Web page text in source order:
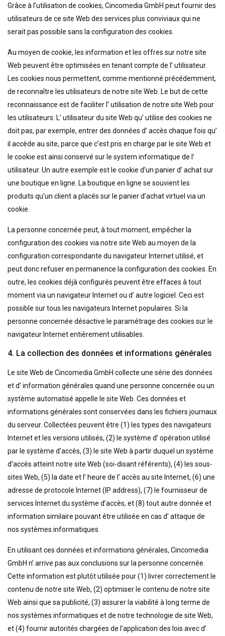
Grâce à l’utilisation de cookies, Cincomedia GmbH peut fournir des
utilisateurs de ce site Web des services plus conviviaux qui ne
serait pas possible sans la configuration des cookies.
Au moyen de cookie, les information et les offres sur notre site
Web peuvent être optimisées en tenant compte de l’ utilisateur.
Les cookies nous permettent, comme mentionné précédemment,
de reconnaître les utilisateurs de notre site Web. Le but de cette
reconnaissance est de faciliter l’ utilisation de notre site Web pour
les utilisateurs. L’ utilisateur du site Web qu’ utilise des cookies ne
doit pas, par exemple, entrer des données d’ accès chaque fois qu’
il accède au site, parce que c’est pris en charge par le site Web et
le cookie est ainsi conservé sur le system informatique de l’
utilisateur. Un autre exemple est le cookie d’un panier d’ achat sur
une boutique en ligne. La boutique en ligne se souvient les
produits qu’un client a placés sur le panier d’achat virtuel via un
cookie.
La personne concernée peut, à tout moment, empêcher la
configuration des cookies via notre site Web au moyen de la
configuration correspondante du navigateur Internet utilisé, et
peut donc refuser en permanence la configuration des cookies. En
outre, les cookies déjà configurés peuvent être effaces à tout
moment via un navigateur Internet ou d’ autre logiciel. Ceci est
possible sur tous les navigateurs Internet populaires. Si la
personne concernée désactive le paramétrage des cookies sur le
navigateur Internet entièrement utilisables.
4. La collection des données et informations générales
Le site Web de Cincomedia GmbH collecte une série des données
et d’ information générales quand une personne concernée ou un
système automatisé appelle le site Web. Ces données et
informations générales sont conservées dans les fichiers journaux
du serveur. Collectées peuvent être (1) les types des navigateurs
Internet et les versions utilisés, (2) le système d’ opération utilisé
par le système d’accès, (3) le site Web à partir duquel un système
d’accès atteint notre site Web (soi-disant référents), (4) les sous-
sites Web, (5) la date et l’ heure de l’ accès au site Internet, (6) une
adresse de protocole Internet (IP address), (7) le fournisseur de
services Internet du système d’accès, et (8) tout autre donnée et
information similaire pouvant être utilisée en cas d’ attaque de
nos systèmes informatiques.
En utilisant ces données et informations générales, Cincomedia
GmbH n’ arrive pas aux conclusions sur la personne concernée.
Cette information est plutôt utilisée pour (1) livrer correctement le
contenu de notre site Web, (2) optimiser le contenu de notre site
Web ainsi que sa publicité, (3) assurer la viabilité à long terme de
nos systèmes informatiques et de notre technologie de site Web,
et (4) fournir autorités chargées de l’application des lois avec d’